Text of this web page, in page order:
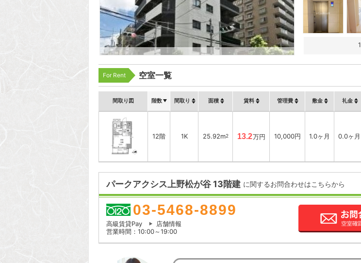
1
For Rent 空室一覧
間取り図 階数 間取り 面積 賃料 管理費 敷金 礼金
12階 1K 25.92m2 13.2万円 10,000円 1.0ヶ月 0.0ヶ月
パークアクシス上野松が谷 13階建 に関するお問合わせはこちらから
03-5468-8899
高級賃貸Pay
店舗情報
営業時間：10:00～19:00